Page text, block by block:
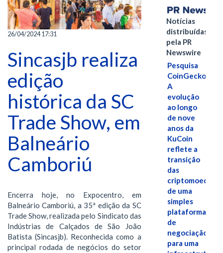
26/04/2024 17:31
Sincasjb realiza
edição
histórica da SC
Trade Show, em
Balneário
Camboriú
Encerra hoje, no Expocentro, em
Balneário Camboriú, a 35ª edição da SC
Trade Show, realizada pelo Sindicato das
Indústrias de Calçados de São João
Batista (Sincasjb). Reconhecida como a
principal rodada de negócios do setor
Notícias
distribuídas
pela PR
Newswire
Pesquisa
CoinGecko:
A
evolução
ao longo
de nove
anos da
KuCoin
reflete a
transição
das
criptomoedas
de uma
simples
plataforma
de
negociação
para uma